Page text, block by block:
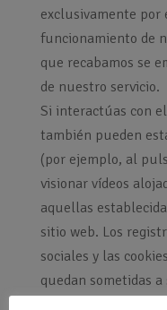
exclusivamente
funcionamiento de
que recabamos se
de nuestro servicio.
Si interactúas con
también pueden
(por ejemplo, al
visionar vídeos
aquellas
sitio web. Los
sociales y las
quedan sometidas